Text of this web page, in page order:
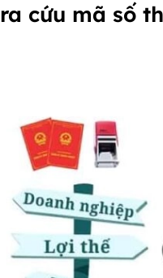
cứu mã số